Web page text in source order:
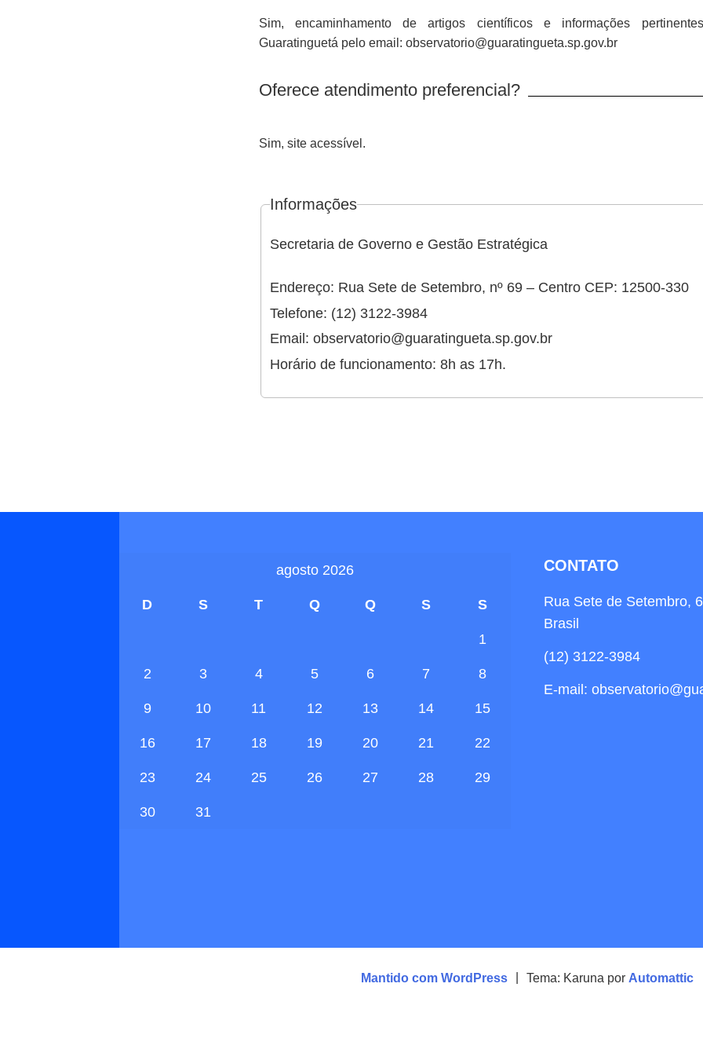
Sim, encaminhamento de artigos científicos e informações
Guaratinguetá pelo email: observatorio@guaratingueta.sp.gov.br
Oferece atendimento preferencial?
Sim, site acessível.
Informações
Secretaria de Governo e Gestão Estratégica
Endereço: Rua Sete de Setembro, nº 69 – Centro CEP: 12500-330
Telefone: (12) 3122-3984
Email: observatorio@guaratingueta.sp.gov.br
Horário de funcionamento: 8h as 17h.
agosto 2026
D S T Q Q S S
1
2 3 4 5 6 7 8
9 10 11 12 13 14 15
16 17 18 19 20 21 22
23 24 25 26 27 28 29
30 31
CONTATO
Rua Sete de Setembro,
Brasil
(12) 3122-3984
E-mail:
Mantido com WordPress Tema: Karuna por Automattic